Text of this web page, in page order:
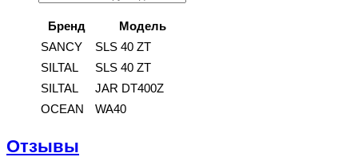
Бренд
Модель
SANCY
SLS 40 ZT
SILTAL
SLS 40 ZT
SILTAL
JAR DT400Z
OCEAN
WA40
Отзывы